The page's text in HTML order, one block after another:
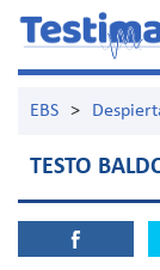
EBS >
TESTO